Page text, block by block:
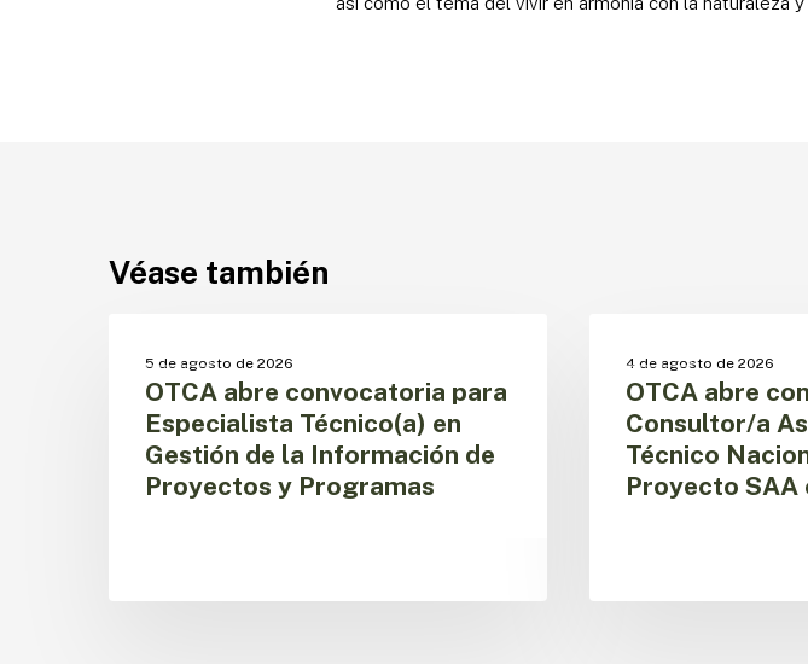
Véase también
convocatoria
Especialista
Técnico(a)
5 de agosto de 2026
OTCA abre convocatoria para
Especialista Técnico(a) en
Gestión de la Información de
Proyectos y Programas
convocatoria
Consultor/a
Asistente
Técnico
4 de agosto de 2026
OTCA abre
Consultor/a
Técnico
Proyecto SAA